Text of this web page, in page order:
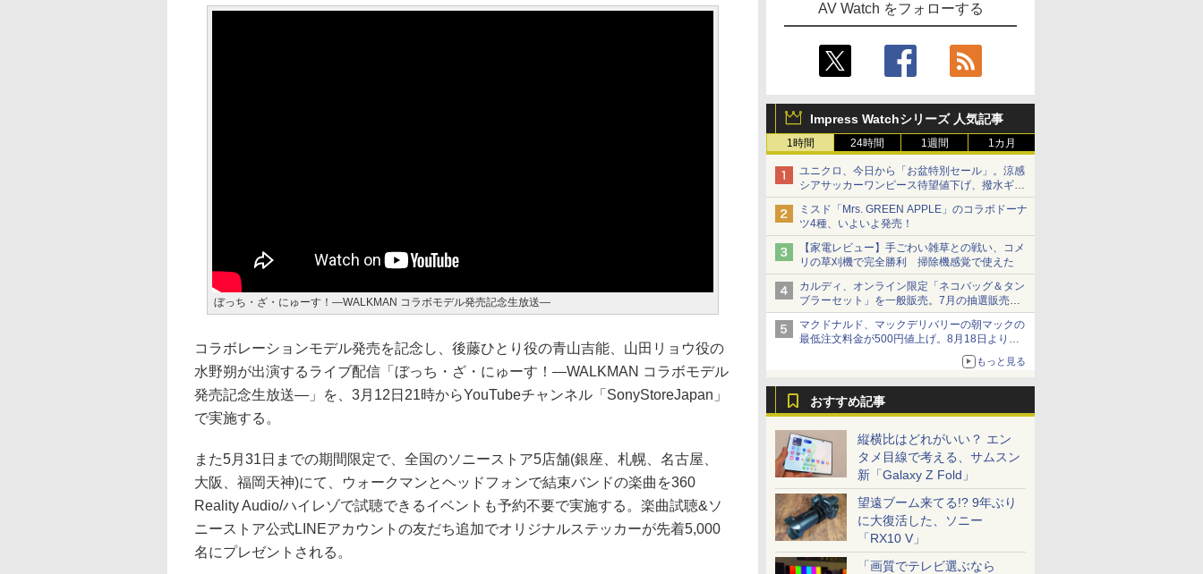
AV Watch をフォローする
Impress Watchシリーズ 人気記事
1時間 24時間 1週間 1カ月
ユニクロ、今日から「お盆特別セール」。涼感
シアサッカーワンピース待望値下げ、撥水ギア
ショーツは1990円に
ミスド「Mrs. GREEN APPLE」のコラボドーナ
ツ4種、いよいよ発売！
【家電レビュー】手ごわい雑草との戦い、コメ
リの草刈機で完全勝利 掃除機感覚で使えた
カルディ、オンライン限定「ネコバッグ＆タン
ブラーセット」を一般販売。7月の抽選販売の
当選無効分
マクドナルド、マックデリバリーの朝マックの
最低注文料金が500円値上げ。8月18日より
もっと見る
おすすめ記事
縦横比はどれがいい？ エン
タメ目線で考える、サムスン
新「Galaxy Z Fold」
望遠ブーム来てる!? 9年ぶり
に大復活した、ソニー
「RX10 V」
「画質でテレビ選ぶなら
ぼっち・ざ・にゅーす！―WALKMAN コラボモデル発売記念生放送―
コラボレーションモデル発売を記念し、後藤ひとり役の青山吉能、山田リョウ役の
水野朔が出演するライブ配信「ぼっち・ざ・にゅーす！―WALKMAN コラボモデル
発売記念生放送―」を、3月12日21時からYouTubeチャンネル「SonyStoreJapan」
で実施する。
また5月31日までの期間限定で、全国のソニーストア5店舗(銀座、札幌、名古屋、
大阪、福岡天神)にて、ウォークマンとヘッドフォンで結束バンドの楽曲を360
Reality Audio/ハイレゾで試聴できるイベントも予約不要で実施する。楽曲試聴&ソ
ニーストア公式LINEアカウントの友だち追加でオリジナルステッカーが先着5,000
名にプレゼントされる。